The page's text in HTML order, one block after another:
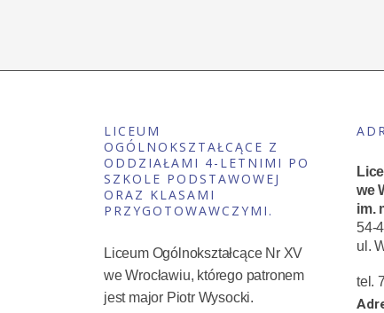
LICEUM
OGÓLNOKSZTAŁCĄCE Z
ODDZIAŁAMI 4-LETNIMI PO
SZKOLE PODSTAWOWEJ
ORAZ KLASAMI
PRZYGOTOWAWCZYMI.
Liceum Ogólnokształcące Nr XV
we Wrocławiu, którego patronem
jest major Piotr Wysocki.
we
im.
54-
ul.
tel.